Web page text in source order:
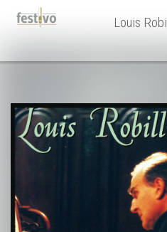
Hoofdnavigatie
Louis